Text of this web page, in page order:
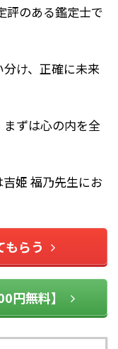
評のある鑑定士で
け、正確に未来
ずは心の内を全
姫 福乃先生にお
もらう
円無料】